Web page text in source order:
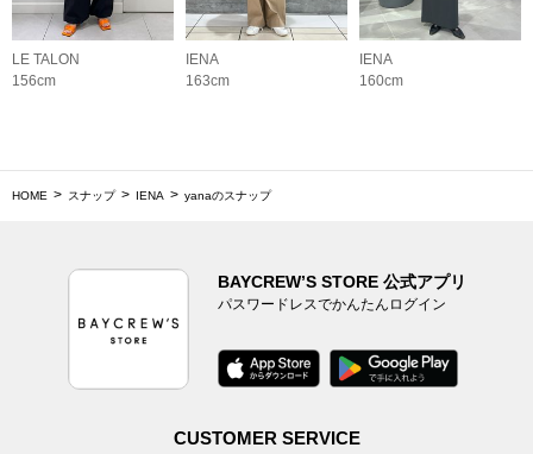
LE TALON
156cm
IENA
163cm
IENA
160cm
HOME スナップ IENA yanaのスナップ
BAYCREW’S STORE 公式アプリ
パスワードレスでかんたんログイン
CUSTOMER SERVICE